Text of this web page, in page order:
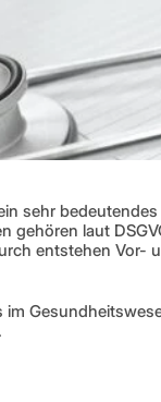
sehr
gehören laut
entstehen Vor-